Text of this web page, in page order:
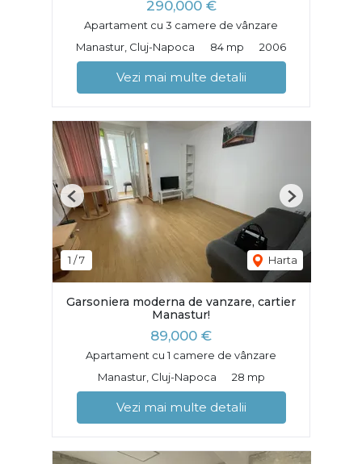
290,000 €
Apartament cu 3 camere de vânzare
Manastur, Cluj-Napoca
84 mp 2006
Vezi mai multe detalii
1 /7 Harta
Previous Next
Garsoniera moderna de vanzare, cartier
Manastur!
89,000 €
Apartament cu 1 camere de vânzare
Manastur, Cluj-Napoca
28 mp
Vezi mai multe detalii